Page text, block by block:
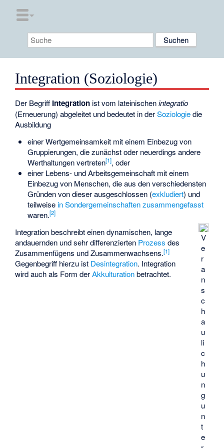
Integration (Soziologie)
Der Begriff Integration ist vom lateinischenintegratio
(Erneuerung) abgeleitet und bedeutet in derSoziologiedie
Ausbildung
einer Wertgemeinsamkeit mit einem Einbezug von
Gruppierungen, die zunächst oder neuerdings andere
Werthaltungen vertreten[1], oder
einer Lebens- und Arbeitsgemeinschaft mit einem
Einbezug von Menschen, die aus den verschiedensten
Gründen von dieser ausgeschlossen (exkludiert) und
teilweise in Sondergemeinschaften zusammengefasst
waren.[2]
V
e
r
a
n
s
c
h
a
u
li
c
h
u
n
g
u
n
t
e
Integration beschreibt einen dynamischen, lange
andauernden und sehr differenzierten Prozess des
Zusammenfügens und Zusammenwachsens.[1]
Gegenbegriff hierzu ist Desintegration. Integration
wird auch als Form derAkkulturationbetrachtet.